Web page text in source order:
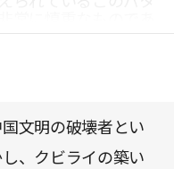
したのがクビライ国
の出現により、どの
た。アジアとヨーロ
ようなきっかけを、
、読者の想像力が掻
文明の破壊者とい
、クビライの築い